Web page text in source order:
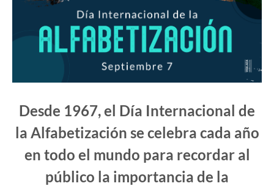
Desde 1967, el Día Internacional de
la Alfabetización se celebra cada año
en todo el mundo para recordar al
público la importancia de la